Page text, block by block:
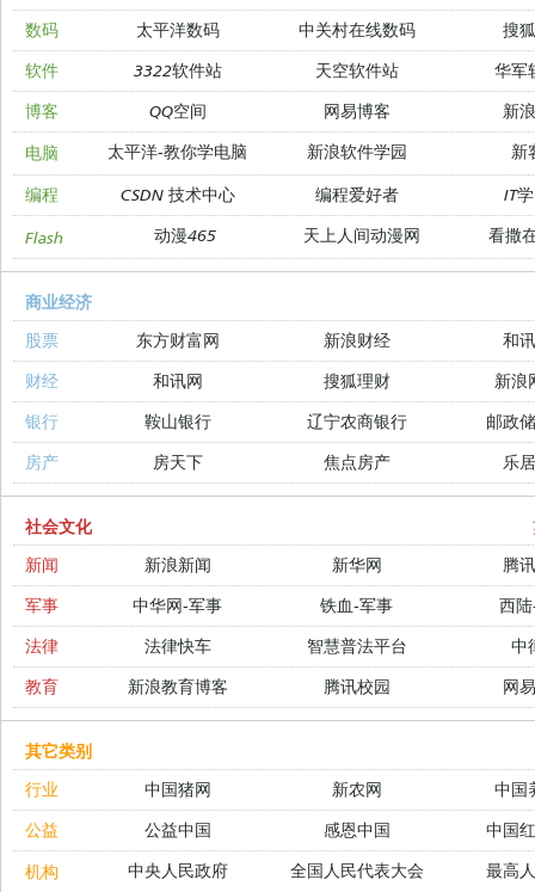
数码
太平洋数码 中关村在线数码
搜
软件
3322软件站 天空软件站
华军
博客
QQ空间 网易博客 新
电脑 太平洋-教你学电脑 新浪软件学园 新
编程 CSDN 技术中心 编程爱好者 IT
Flash 动漫465 天上人间动漫网 看撒
商业经济
股票
东方财富网 新浪财经
和
财经
和讯网 搜狐理财
新浪
银行
鞍山银行 辽宁农商银行
邮政
房产
房天下 焦点房产 乐
社会文化
新闻
新浪新闻 新华网
腾
军事
中华网-军事 铁血-军事
西
法律
法律快车 智慧普法平台
中
教育
新浪教育博客 腾讯校园 网
其它类别
行业
中国猪网 新农网
中国
公益
公益中国 感恩中国 中国
机构 中央人民政府 全国人民代表大会 最高